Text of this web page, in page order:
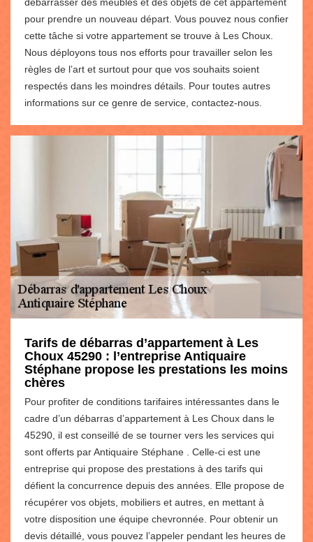
débarrasser des meubles et des objets de cet appartement
pour prendre un nouveau départ. Vous pouvez nous confier
cette tâche si votre appartement se trouve à Les Choux.
Nous déployons tous nos efforts pour travailler selon les
règles de l’art et surtout pour que vos souhaits soient
respectés dans les moindres détails. Pour toutes autres
informations sur ce genre de service, contactez-nous.
Tarifs de débarras d’appartement à Les
Choux 45290 : l’entreprise Antiquaire
Stéphane propose les prestations les moins
chères
Pour profiter de conditions tarifaires intéressantes dans le
cadre d’un débarras d’appartement à Les Choux dans le
45290, il est conseillé de se tourner vers les services qui
sont offerts par Antiquaire Stéphane . Celle-ci est une
entreprise qui propose des prestations à des tarifs qui
défient la concurrence depuis des années. Elle propose de
récupérer vos objets, mobiliers et autres, en mettant à
votre disposition une équipe chevronnée. Pour obtenir un
devis détaillé, vous pouvez l’appeler pendant les heures de